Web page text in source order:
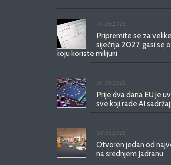
07.08.2026.
Pripremite se za
siječnja 2027. gasi se
koju koriste milijuni
07.08.2026.
Prije dva dana EU je
sve koji rade AI
03.08.2026.
Otvoren jedan od
na srednjem Jadranu